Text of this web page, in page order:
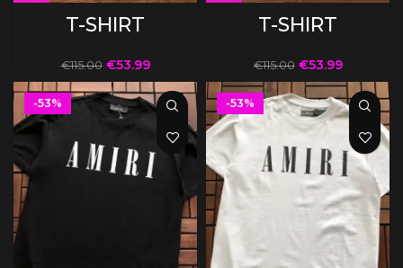
T-SHIRT
€115.00 €53.99
T-SHIRT
€115.00 €53.99
-53% -53%